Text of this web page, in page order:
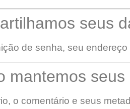
seus
de senha, seu
mantemos seus
o comentário e seus